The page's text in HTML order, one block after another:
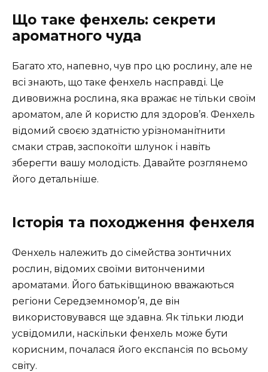
Що таке фенхель: секрети
ароматного чуда
Багато хто, напевно, чув про цю рослину, але не
всі знають, що таке фенхель насправді. Це
дивовижна рослина, яка вражає не тільки своїм
ароматом, але й користю для здоров’я. Фенхель
відомий своєю здатністю урізноманітнити
смаки страв, заспокоїти шлунок і навіть
зберегти вашу молодість. Давайте розглянемо
його детальніше.
Історія та походження фенхеля
Фенхель належить до сімейства зонтичних
рослин, відомих своїми витонченими
ароматами. Його батьківщиною вважаються
регіони Середземномор’я, де він
використовувався ще здавна. Як тільки люди
усвідомили, наскільки фенхель може бути
корисним, почалася його експансія по всьому
світу.